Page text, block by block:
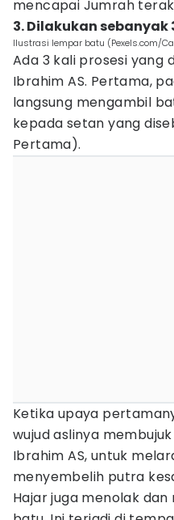
mencapai Jumrah
3. Dilakukan sebanyak
Ilustrasi lempar batu (Pexels.com/
Ada 3 kali prosesi yang
Ibrahim AS. Pertama,
langsung mengambil
kepada setan yang
Pertama).
Ketika upaya
wujud aslinya
Ibrahim AS, untuk
menyembelih putra
Hajar juga menolak